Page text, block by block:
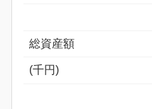
総資産額
(千円)